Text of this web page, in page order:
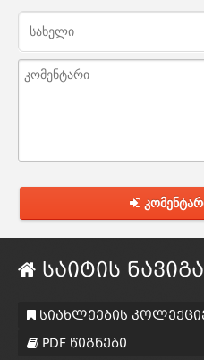
საიტის
სიახლეების
PDF წიგნები